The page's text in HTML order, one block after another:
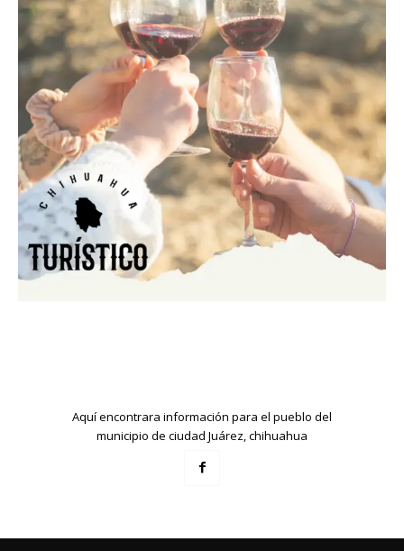
Aquí encontrara información para el pueblo del
municipio de ciudad Juárez, chihuahua